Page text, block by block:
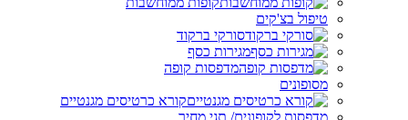
טיפול בצ'קים
סורקי ברקוד
מגירות כסף
מדפסות קופה
מסופונים
קורא כרטיסים מגנטיים
מדפסות לקופונים/ תגי מחיר